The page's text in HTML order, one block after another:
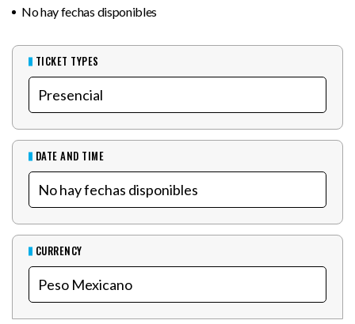
No hay fechas disponibles
TICKET TYPES
DATE AND TIME
CURRENCY